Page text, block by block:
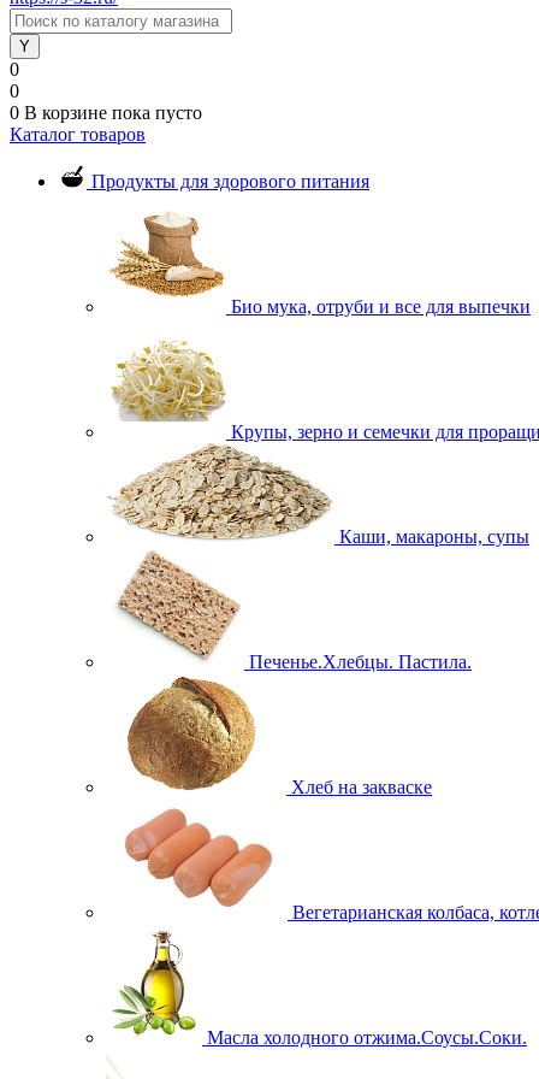
0
0
0 В корзине пока пусто
Каталог товаров
Продукты для здорового питания
Био мука, отруби и все для выпечки
Крупы, зерно и семечки для
Каши, макароны, супы
Печенье.Хлебцы. Пастила.
Хлеб на закваске
Вегетарианская колбаса,
Масла холодного отжима.Соусы.Соки.